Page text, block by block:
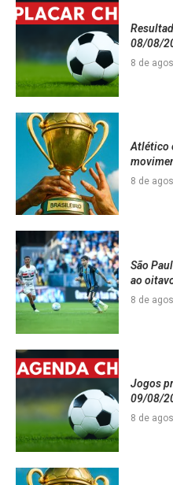
08/08/
8 de
Atlético
8 de
São
ao
8 de
Jogos
09/08/
8 de